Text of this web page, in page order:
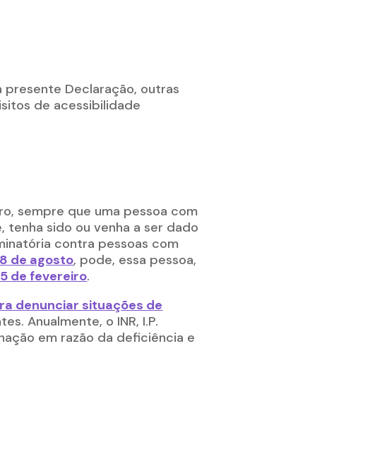
presente Declaração, outras
de acessibilidade
sempre que uma pessoa com
sido ou venha a ser dado
contra pessoas com
de agosto, pode, essa pessoa,
de fevereiro.
denunciar situações de
Anualmente, o INR, I.P.
em razão da deficiência e